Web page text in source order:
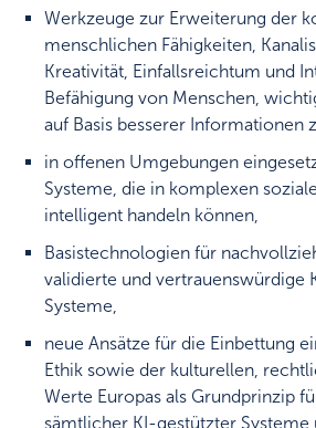
Werkzeuge zur Erweiterung der
menschlichen Fähigkeiten,
Kreativität, Einfallsreichtum und
Befähigung von Menschen,
auf Basis besserer Informationen
in offenen Umgebungen
Systeme, die in komplexen
intelligent handeln können,
Basistechnologien für
validierte und vertrauenswürdige
Systeme,
neue Ansätze für die Einbettung
Ethik sowie der kulturellen,
Werte Europas als Grundprinzip
sämtlicher KI-gestützter Systeme